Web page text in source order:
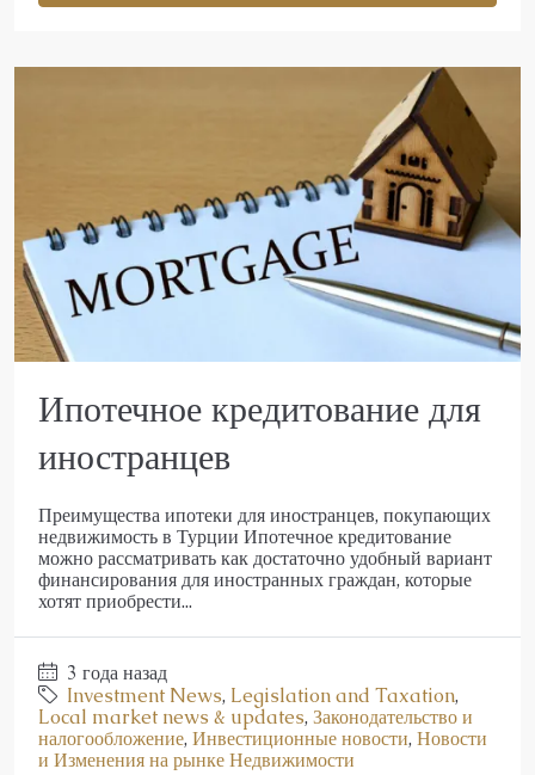
Ипотечное кредитование для
иностранцев
Преимущества ипотеки для иностранцев, покупающих
недвижимость в Турции Ипотечное кредитование
можно рассматривать как достаточно удобный вариант
финансирования для иностранных граждан, которые
хотят приобрести...
3 года назад
Investment News, Legislation and Taxation,
Local market news & updates, Законодательство и
налогообложение, Инвестиционные новости, Новости
и Изменения на рынке Недвижимости